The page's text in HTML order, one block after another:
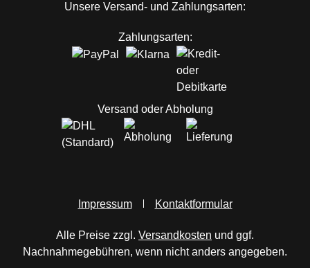
Unsere Versand- und Zahlungsarten:
Zahlungsarten:
Versand oder Abholung
Impressum Kontaktformular
Alle Preise zzgl. Versandkosten und ggf.
Nachnahmegebühren, wenn nicht anders angegeben.